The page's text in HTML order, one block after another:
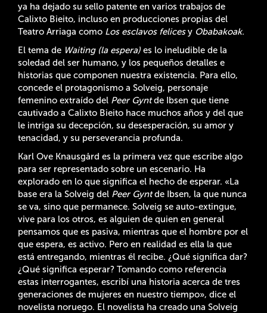
ya ha dejado su sello patente en varios trabajos de
Calixto Bieito, incluso en producciones propias del
Teatro Arriaga como Los esclavos felicesy Obabakoak.
El tema de Waiting (la espera) es lo ineludible de la
soledad del ser humano, y los pequeños detalles e
historias que componen nuestra existencia. Para ello,
concede el protagonismo a Solveig, personaje
femenino extraído del Peer Gyntde Ibsen que tiene
cautivado a Calixto Bieito hace muchos años y del que
le intriga su decepción, su desesperación, su amor y
tenacidad, y su perseverancia profunda.
Karl Ove Knausgård es la primera vez que escribe algo
para ser representado sobre un escenario. Ha
explorado en lo que significa el hecho de esperar. «La
base era la Solveig del Peer Gyntde Ibsen, la que nunca
se va, sino que permanece. Solveig se auto-extingue,
vive para los otros, es alguien de quien en general
pensamos que es pasiva, mientras que el hombre por el
que espera, es activo. Pero en realidad es ella la que
está entregando, mientras él recibe. ¿Qué significa dar?
¿Qué significa esperar? Tomando como referencia
estas interrogantes, escribí una historia acerca de tres
generaciones de mujeres en nuestro tiempo», dice el
novelista noruego. El novelista ha creado una Solveig